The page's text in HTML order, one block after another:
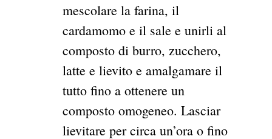
mescolare la farina, il
cardamomo e il sale e unirli al
composto di burro, zucchero,
latte e lievito e amalgamare il
tutto fino a ottenere un
composto omogeneo. Lasciar
lievitare per circa un’ora o fino